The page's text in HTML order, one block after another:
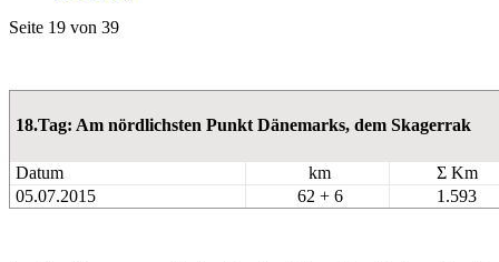
Seite 19 von 39
18.Tag: Am nördlichsten Punkt Dänemarks, dem Skagerrak
Datum km
Σ Km
05.07.2015
62 + 6 1.593